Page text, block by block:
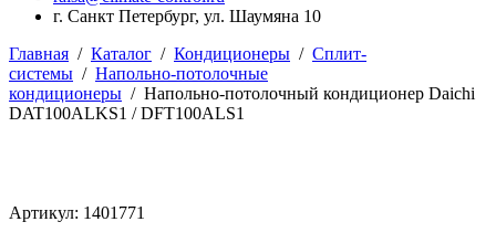
г. Санкт Петербург, ул. Шаумяна 10
Главная / Каталог / Кондиционеры / Сплит-
системы / Напольно-потолочные
кондиционеры / Напольно-потолочный кондиционер Daichi
DAT100ALKS1 / DFT100ALS1
Артикул: 1401771